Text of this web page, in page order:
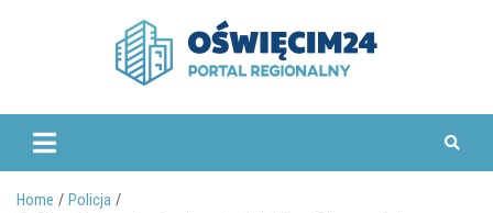
www.oswiecim24.pl
Home
Policja